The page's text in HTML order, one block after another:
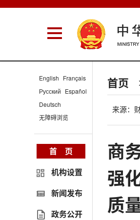
首页
来源：
商
强
质
English Français
Русский Español
Deutsch
无障碍浏览
首 页
机构设置
新闻发布
政务公开